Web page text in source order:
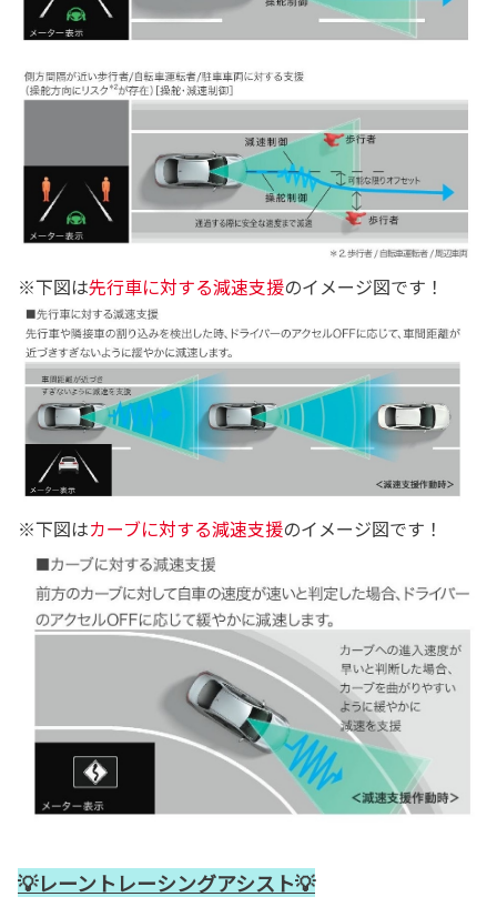
※下図は先行車に対する減速支援のイメージ図です！
※下図はカーブに対する減速支援のイメージ図です！
💡レーントレーシングアシスト💡